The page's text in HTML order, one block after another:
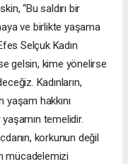
“Bu saldırı bir
ve birlikte yaşama
Selçuk Kadın
gelsin, kime yönelirse
Kadınların,
yaşam hakkını
temelidir.
korkunun değil
mücadelemizi